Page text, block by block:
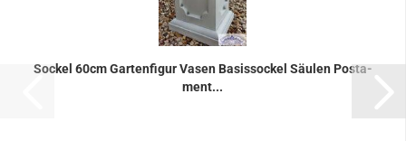
So­ckel 60cm Gar­ten­fi­gur Vasen Ba­sis­so­ckel Säu­len Pos­ta­
ment...